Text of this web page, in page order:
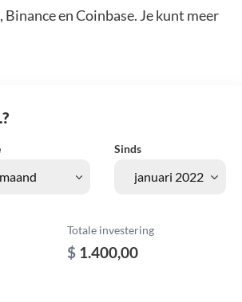
en Coinbase. Je kunt meer
Sinds
Totale investering
$ 1.400,00